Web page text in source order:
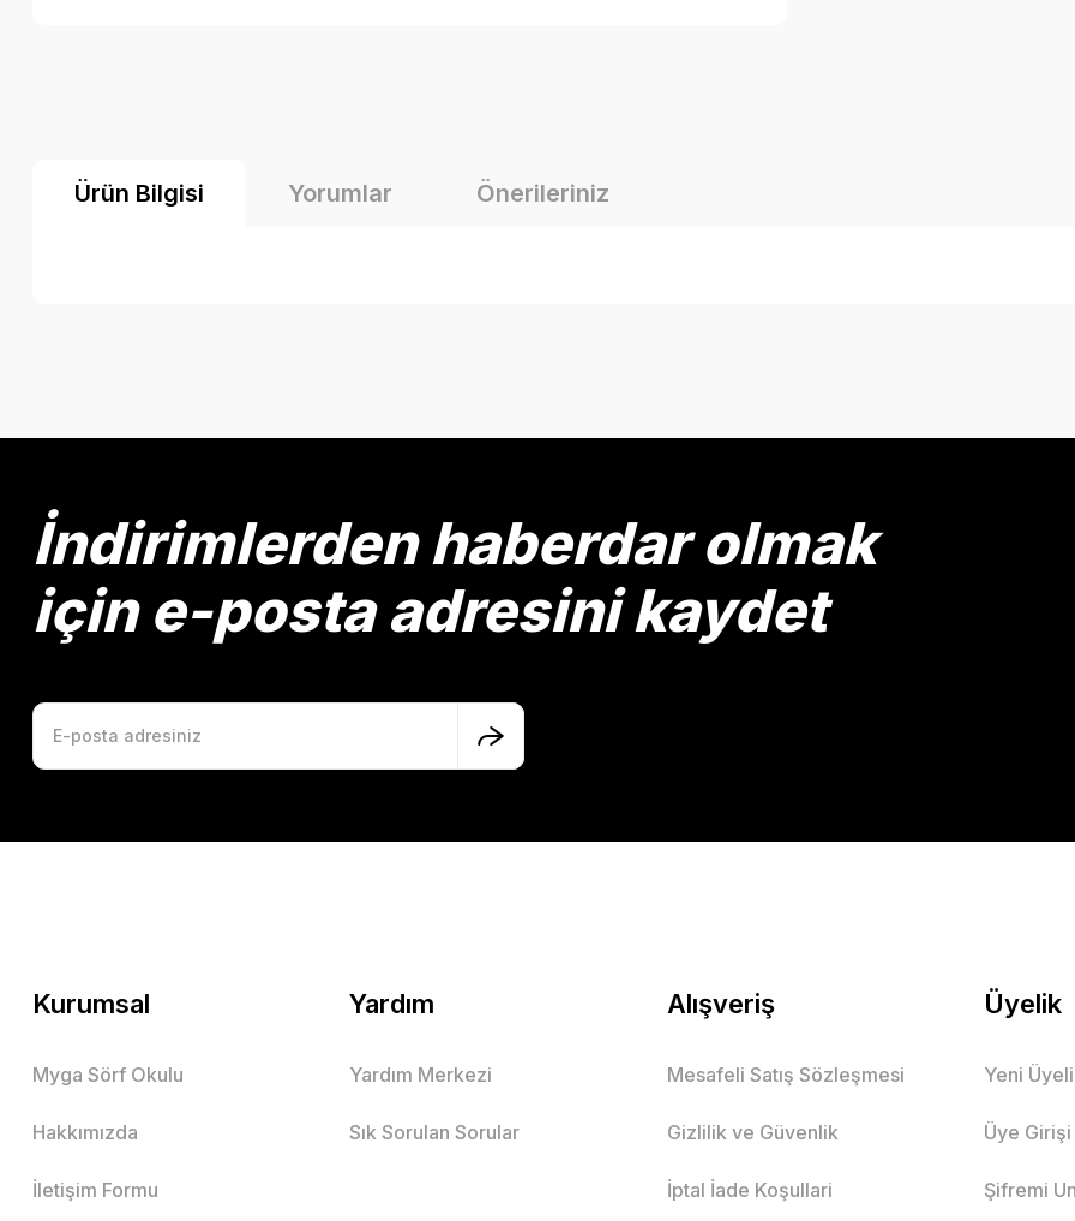
Ürün Bilgisi Yorumlar Önerileriniz
Ürün resmi kalitesiz, bozuk veya görüntülenemiyor.
Ürün fiyatı diğer sitelerden daha pahalı.
Bu ürüne benzer farklı alternatifler olmalı.
İndirimlerden haberdar olmak
için e-posta adresini kaydet
Kurumsal
Myga Sörf Okulu
Hakkımızda
İletişim Formu
Yardım
Yardım Merkezi
Sık Sorulan Sorular
Alışveriş
Mesafeli Satış Sözleşmesi
Gizlilik ve Güvenlik
İptal İade Koşullari
Üyelik
Yeni
Üye Girişi
Şifremi